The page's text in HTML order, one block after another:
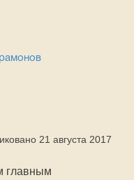
21 августа 2017
главным